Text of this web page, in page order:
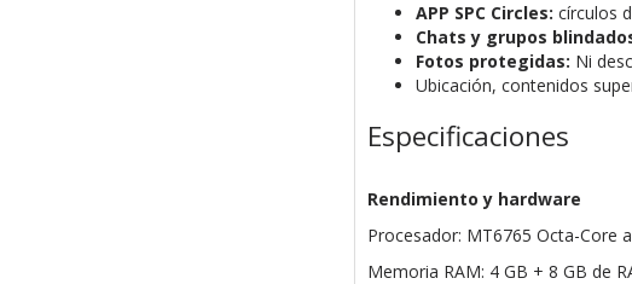
APP SPC Circles: círculos
Chats y grupos
Fotos protegidas: Ni
Ubicación, contenidos
Especificaciones
Rendimiento y hardware
Procesador: MT6765 Octa-Core
Memoria RAM: 4 GB + 8 GB de